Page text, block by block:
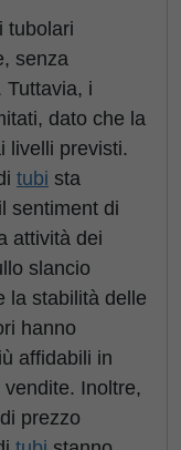
tubolari
senza
Tuttavia, i
dato che la
livelli previsti.
tubi sta
sentiment di
attività dei
slancio
la stabilità delle
hanno
affidabili in
Inoltre,
prezzo